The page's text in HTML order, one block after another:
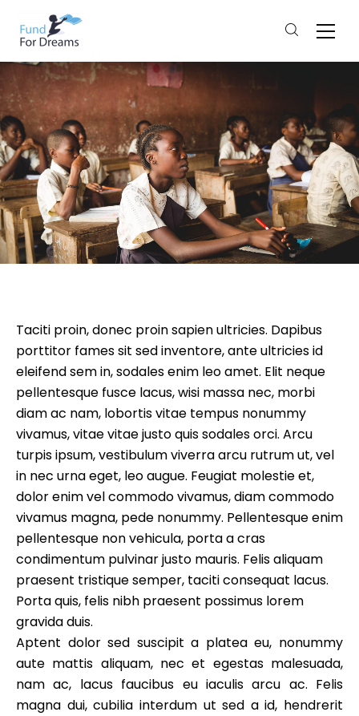
Taciti proin, donec proin sapien ultricies. Dapibus
porttitor fames sit sed inventore, ante ultricies id
eleifend sem in, sodales enim leo amet. Elit neque
pellentesque fusce lacus, wisi massa nec, morbi
diam ac nam, lobortis vitae tempus nonummy
vivamus, vitae vitae justo quis sodales orci. Arcu
turpis ipsum, vestibulum viverra arcu rutrum ut, vel
in nec urna eget, leo augue. Feugiat molestie et,
dolor enim vel commodo vivamus, diam commodo
vivamus magna, pede nonummy. Pellentesque enim
pellentesque non vehicula, porta a cras
condimentum pulvinar justo mauris. Felis aliquam
praesent tristique semper, taciti consequat lacus.
Porta quis, felis nibh praesent possimus lorem
gravida duis.
Aptent dolor sed suscipit a platea eu, nonummy
aute mattis aliquam, nec et egestas malesuada,
nam ac, lacus faucibus eu iaculis arcu ac. Felis
magna dui, cubilia interdum ut sed a id, hendrerit